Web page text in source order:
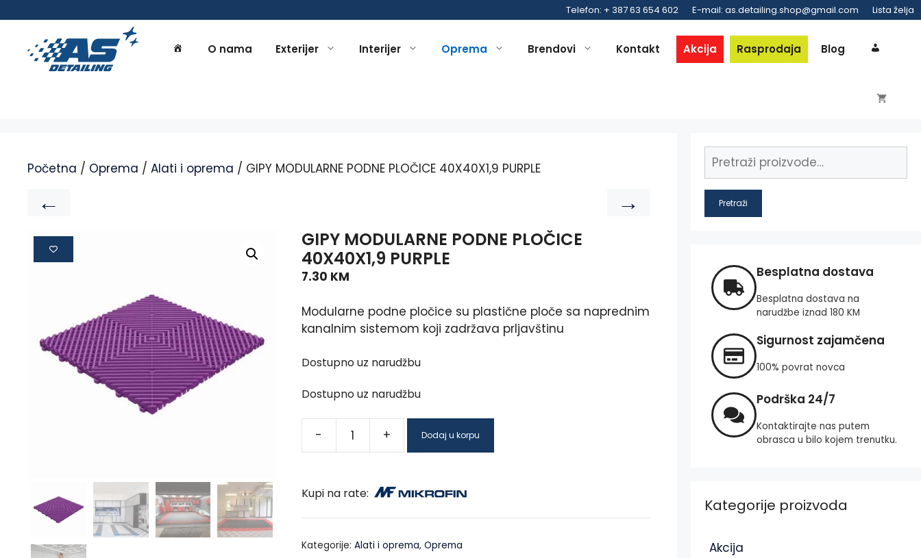
Telefon: + 387 63 654 602 E-mail: as.detailing.shop@gmail.com Lista želja
O nama Exterijer Interijer Oprema Brendovi Kontakt Akcija Rasprodaja Blog
Početna / Oprema / Alati i oprema / GIPY MODULARNE PODNE PLOČICE 40X40X1,9 PURPLE
← →
GIPY MODULARNE PODNE PLOČICE
40X40X1,9 PURPLE
7.30 KM
Modularne podne pločice su plastične ploče sa naprednim
kanalnim sistemom koji zadržava prljavštinu
Dostupno uz narudžbu
Dostupno uz narudžbu
- + Dodaj u korpu
Kupi na rate:
Kategorije: Alati i oprema, Oprema
Pretraži
Besplatna dostava
Besplatna dostava na
narudžbe iznad 180 KM
Sigurnost zajamčena
100% povrat novca
Podrška 24/7
Kontaktirajte nas putem
obrasca u bilo kojem trenutku.
Kategorije proizvoda
Akcija